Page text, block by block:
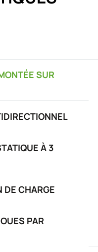
SUR
À 3
DE CHARGE
PAR